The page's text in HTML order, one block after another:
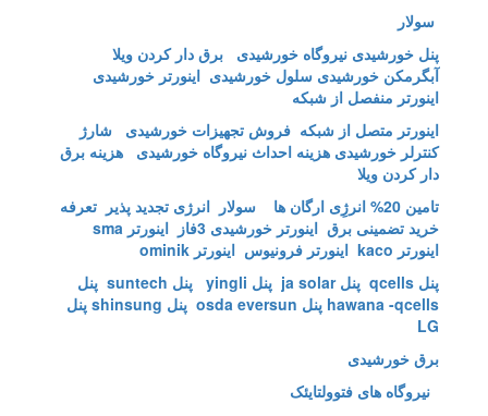
سولار
پنل خورشیدی نیروگاه خورشیدی
برق دار کردن ویلا
آبگرمکن خورشیدی سلول خورشیدی اینورتر خورشیدی
اینورتر منفصل از شبکه
اینورتر متصل از شبکه فروش تجهیزات خورشیدی
شارژ
کنترلر خورشیدی هزینه احداث نیروگاه خورشیدی
هزینه برق
دار کردن ویلا
تامین 20% انرژِی ارگان ها
سولار انرژی تجدید پذیر تعرفه
خرید تضمینی برق اینورتر خورشیدی 3فاز
اینورتر sma
اینورتر kaco اینورتر فرونیوس
اینورتر ominik
پنل qcells
پنل ja solar پنل yingli پنل suntech
پنل
hawana -qcells پنل osda eversun پنل shinsung
پنل
LG
برق خورشیدی
نیروگاه های فتوولتایئک